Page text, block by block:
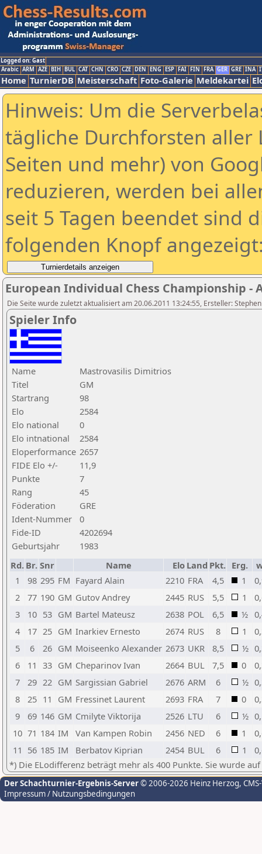
Logged on: Gast
Arabic ARM AZE BIH BUL CAT CHN CRO CZE DEN ENG ESP FAI FIN FRA GER GRE INA
Home TurnierDB Meisterschaft Foto-Galerie Meldekartei
Hinweis: Um die
tägliche Durchforsten aller
Seiten und mehr) von
reduzieren, werden bei
seit 5 Tagen beendet sind
folgenden Knopf
European Individual Chess Championship -
Die Seite wurde zuletzt aktualisiert am 20.06.2011 13:24:55, Ersteller:
Spieler Info
Name
Mastrovasilis Dimitrios
Titel
GM
Startrang
98
Elo
2584
Elo national
0
Elo intnational
2584
Eloperformance 2657
FIDE Elo +/-
11,9
Punkte
7
Rang
45
Föderation
GRE
Ident-Nummer
0
Fide-ID
4202694
Geburtsjahr
1983
Rd. Br. Snr Name Elo Land Pkt. Erg.
1
98 295 FM Fayard Alain 2210 FRA 4,5 1
2
77 190 GM Gutov Andrey 2445 RUS 5,5 1
3
10 53 GM Bartel Mateusz 2638 POL 6,5 ½
4
17 25 GM Inarkiev Ernesto 2674 RUS 8 1
5
6 26 GM Moiseenko Alexander 2673 UKR 8,5 ½
6
11 33 GM Cheparinov Ivan 2664 BUL 7,5 0
7
29 22 GM Sargissian Gabriel 2676 ARM 6 ½
8
25 11 GM Fressinet Laurent 2693 FRA 7 0
9
69 146 GM Cmilyte Viktorija 2526 LTU 6 ½
10 71 184 IM Van Kampen Robin 2456 NED 6 1
11 56 185 IM Berbatov Kiprian 2454 BUL 6 1
*) Die ELodifferenz beträgt mehr als 400 Punkte. Sie wurde
Der Schachturnier-Ergebnis-Server© 2006-2026 Heinz Herzog,
Impressum / Nutzungsbedingungen